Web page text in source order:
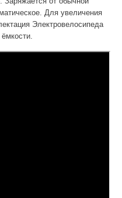
Для увеличения
Электровелосипеда